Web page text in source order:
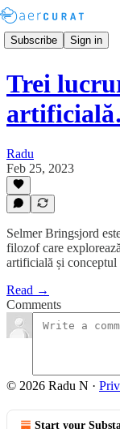
Subscribe Sign in
Trei
Radu
Feb 25, 2023
Selmer Bringsjord
filozof care
artificială și conceptul
Read →
Comments
© 2026 Radu N ·
Start your